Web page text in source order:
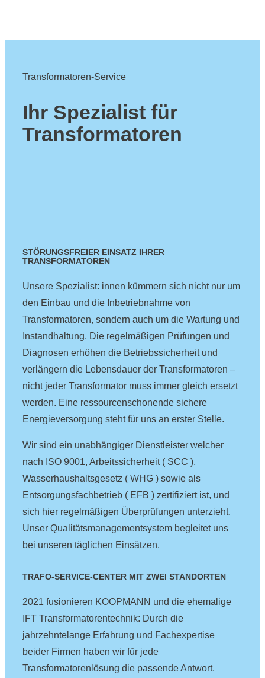
Transformatoren-Service
Ihr Spezialist für
Transformatoren
STÖRUNGSFREIER EINSATZ IHRER
TRANSFORMATOREN
Unsere Spezialist: innen kümmern sich nicht nur um
den Einbau und die Inbetriebnahme von
Transformatoren, sondern auch um die Wartung und
Instandhaltung. Die regelmäßigen Prüfungen und
Diagnosen erhöhen die Betriebssicherheit und
verlängern die Lebensdauer der Transformatoren –
nicht jeder Transformator muss immer gleich ersetzt
werden. Eine ressourcenschonende sichere
Energieversorgung steht für uns an erster Stelle.
Wir sind ein unabhängiger Dienstleister welcher
nach ISO 9001, Arbeitssicherheit ( SCC ),
Wasserhaushaltsgesetz ( WHG ) sowie als
Entsorgungsfachbetrieb ( EFB ) zertifiziert ist, und
sich hier regelmäßigen Überprüfungen unterzieht.
Unser Qualitätsmanagementsystem begleitet uns
bei unseren täglichen Einsätzen.
TRAFO-SERVICE-CENTER MIT ZWEI STANDORTEN
2021 fusionieren KOOPMANN und die ehemalige
IFT Transformatorentechnik: Durch die
jahrzehntelange Erfahrung und Fachexpertise
beider Firmen haben wir für jede
Transformatorenlösung die passende Antwort.